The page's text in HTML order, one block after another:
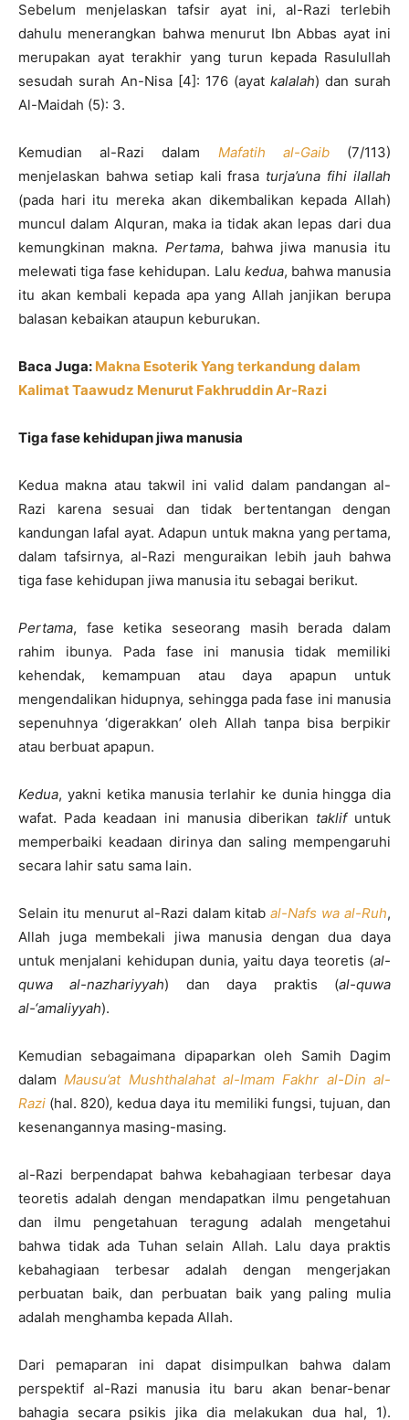
Sebelum menjelaskan tafsir ayat ini, al-Razi terlebih
dahulu menerangkan bahwa menurut Ibn Abbas ayat ini
merupakan ayat terakhir yang turun kepada Rasulullah
sesudah surah An-Nisa [4]: 176 (ayat kalalah) dan surah
Al-Maidah (5): 3.
Kemudian al-Razi dalam Mafatih al-Gaib (7/113)
menjelaskan bahwa setiap kali frasa turja’una fihi ilallah
(pada hari itu mereka akan dikembalikan kepada Allah)
muncul dalam Alquran, maka ia tidak akan lepas dari dua
kemungkinan makna. Pertama, bahwa jiwa manusia itu
melewati tiga fase kehidupan. Lalu kedua, bahwa manusia
itu akan kembali kepada apa yang Allah janjikan berupa
balasan kebaikan ataupun keburukan.
Baca Juga: Makna Esoterik Yang terkandung dalam
Kalimat Taawudz Menurut Fakhruddin Ar-Razi
Tiga fase kehidupan jiwa manusia
Kedua makna atau takwil ini valid dalam pandangan al-
Razi karena sesuai dan tidak bertentangan dengan
kandungan lafal ayat. Adapun untuk makna yang pertama,
dalam tafsirnya, al-Razi menguraikan lebih jauh bahwa
tiga fase kehidupan jiwa manusia itu sebagai berikut.
Pertama, fase ketika seseorang masih berada dalam
rahim ibunya. Pada fase ini manusia tidak memiliki
kehendak, kemampuan atau daya apapun untuk
mengendalikan hidupnya, sehingga pada fase ini manusia
sepenuhnya ‘digerakkan’ oleh Allah tanpa bisa berpikir
atau berbuat apapun.
Kedua, yakni ketika manusia terlahir ke dunia hingga dia
wafat. Pada keadaan ini manusia diberikan taklifuntuk
memperbaiki keadaan dirinya dan saling mempengaruhi
secara lahir satu sama lain.
Selain itu menurut al-Razi dalam kitab al-Nafs wa al-Ruh,
Allah juga membekali jiwa manusia dengan dua daya
untuk menjalani kehidupan dunia, yaitu daya teoretis (al-
quwa al-nazhariyyah) dan daya praktis (al-quwa
al-‘amaliyyah).
Kemudian sebagaimana dipaparkan oleh Samih Dagim
dalamMausu’at Mushthalahat al-Imam Fakhr al-Din al-
Razi (hal. 820), kedua daya itu memiliki fungsi, tujuan, dan
kesenangannya masing-masing.
al-Razi berpendapat bahwa kebahagiaan terbesar daya
teoretis adalah dengan mendapatkan ilmu pengetahuan
dan ilmu pengetahuan teragung adalah mengetahui
bahwa tidak ada Tuhan selain Allah. Lalu daya praktis
kebahagiaan terbesar adalah dengan mengerjakan
perbuatan baik, dan perbuatan baik yang paling mulia
adalah menghamba kepada Allah.
Dari pemaparan ini dapat disimpulkan bahwa dalam
perspektif al-Razi manusia itu baru akan benar-benar
bahagia secara psikis jika dia melakukan dua hal, 1).